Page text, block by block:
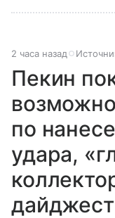
2 часа назад
Пекин
по
удара,